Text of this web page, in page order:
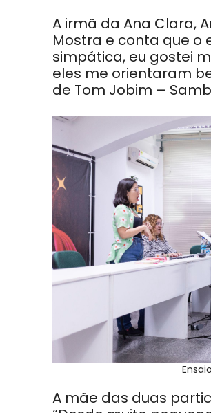
A irmã da Ana Clara,
Mostra e conta que o
simpática, eu gostei
eles me orientaram
de Tom Jobim –
A mãe das duas